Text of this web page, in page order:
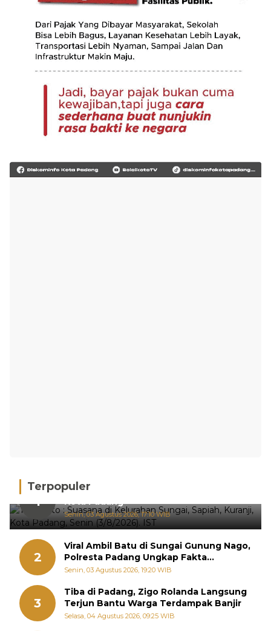
Terpopuler
1
Hujan Deras, 15 Titik Banjir Terdeteksi di
Kota Padang
Senin, 03 Agustus 2026, 17:10 WIB
2
Viral Ambil Batu di Sungai Gunung Nago,
Polresta Padang Ungkap Fakta
Sebenarnya
Senin, 03 Agustus 2026, 19:20 WIB
3
Tiba di Padang, Zigo Rolanda Langsung
Terjun Bantu Warga Terdampak Banjir
Selasa, 04 Agustus 2026, 09:25 WIB